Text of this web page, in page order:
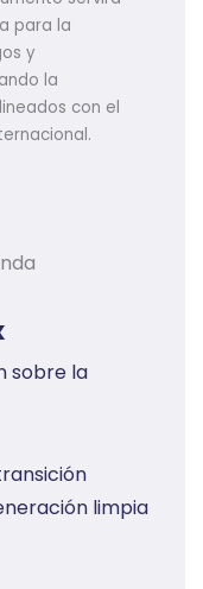
para la
y
la
con el
sobre la
limpia